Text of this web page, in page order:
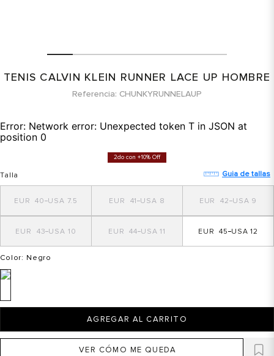
TENIS CALVIN KLEIN RUNNER LACE UP HOMBRE
Referencia CHUNKYRUNNELAUP
Error: Network error: Unexpected token T in JSON at
position 0
2do con +10% Off
Talla Guia de tallas
7.5
40 8
41 9
42
10
43 11
44 12
45
Color: Negro
AGREGAR AL CARRITO
VER CÓMO ME QUEDA